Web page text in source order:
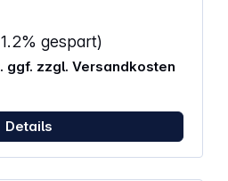
gespart)
ggf. zzgl. Versandkosten
Details